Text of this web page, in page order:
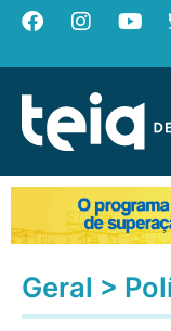
Geral >